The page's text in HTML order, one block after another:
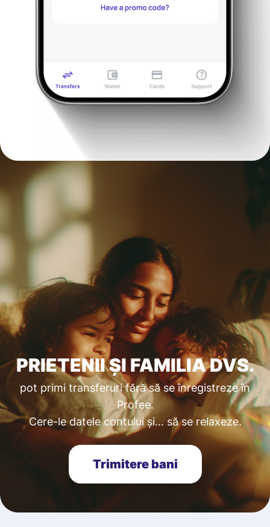
PRIETENII ȘI FAMILIA DVS.
pot primi transferuri fără să se înregistreze în
Profee.
Cere-le datele contului și… să se relaxeze.
Trimitere bani